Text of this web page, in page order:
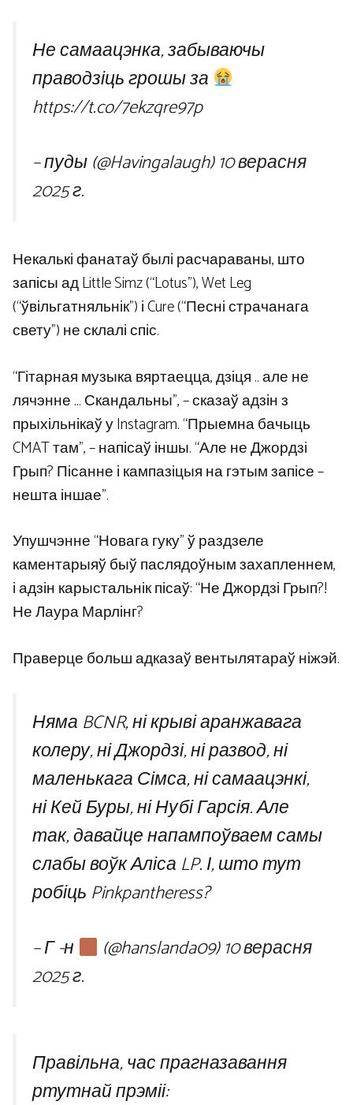
Не самаацэнка, забываючы
праводзіць грошы за
https://t.co/7ekzqre97p
– пуды (@Havingalaugh)10 верасня
2025 г.
Некалькі фанатаў былі расчараваны, што
запісы ад Little Simz (“Lotus”), Wet Leg
(“ўвільгатняльнік”) і Cure (“Песні страчанага
свету”) не склалі спіс.
“Гітарная музыка вяртаецца, дзіця .. але не
лячэнне … Скандальны”, – сказаў адзін з
прыхільнікаў у Instagram. “Прыемна бачыць
CMAT там”, – напісаў іншы. “Але не Джордзі
Грып? Пісанне і кампазіцыя на гэтым запісе –
нешта іншае”.
Упушчэнне “Новага гуку” ў раздзеле
каментарыяў быў паслядоўным захапленнем,
і адзін карыстальнік пісаў: “Не Джордзі Грып?!
Не Лаура Марлінг?
Праверце больш адказаў вентылятараў ніжэй.
Няма BCNR, ні крыві аранжавага
колеру, ні Джордзі, ні развод, ні
маленькага Сімса, ні самаацэнкі,
ні Кей Буры, ні Нубі Гарсія. Але
так, давайце напампоўваем самы
слабы воўк Аліса LP. І, што тут
робіць Pinkpantheress?
– Г -н
(@hanslanda09)10 верасня
2025 г.
Правільна, час прагназавання
ртутнай прэміі: